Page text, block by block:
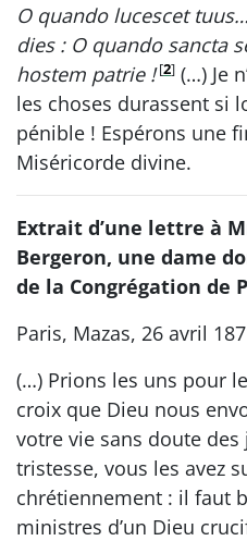
O quando lucescet
dies : O quando sancta
hostem patrie ![2] (…) Je
les choses durassent si
pénible ! Espérons une
Miséricorde divine.
Extrait d’une lettre à
Bergeron, une dame
de la Congrégation de
Paris, Mazas, 26 avril
(…) Prions les uns pour
croix que Dieu nous
votre vie sans doute
tristesse, vous les avez
chrétiennement : il faut
ministres d’un Dieu